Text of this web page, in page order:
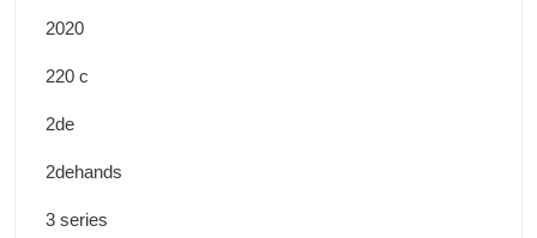
2020
220 c
2de
2dehands
3 series